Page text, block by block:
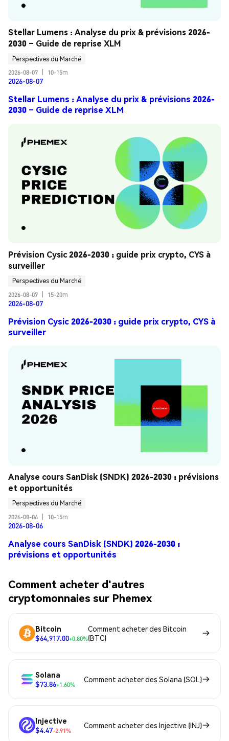
Stellar Lumens : Analyse du prix & prévisions 2026-
2030 – Guide de reprise XLM
Perspectives du Marché
2026-08-07
10-15m
2026-08-07
Stellar Lumens : Analyse du prix & prévisions 2026-
2030 – Guide de reprise XLM
Prévision Cysic 2026-2030 : guide prix crypto, CYS à
surveiller
Perspectives du Marché
2026-08-07
15-20m
2026-08-07
Prévision Cysic 2026-2030 : guide prix crypto, CYS à
surveiller
Analyse cours SanDisk (SNDK) 2026-2030 : prévisions
et opportunités
Perspectives du Marché
2026-08-06
10-15m
2026-08-06
Analyse cours SanDisk (SNDK) 2026-2030 :
prévisions et opportunités
Comment acheter d'autres
cryptomonnaies sur Phemex
Bitcoin
$64,917.00+0.80%
Comment acheter des Bitcoin
(BTC)
Solana
$73.86+1.60%
Comment acheter des Solana (SOL)
Injective
$4.47-2.91%
Comment acheter des Injective (INJ)